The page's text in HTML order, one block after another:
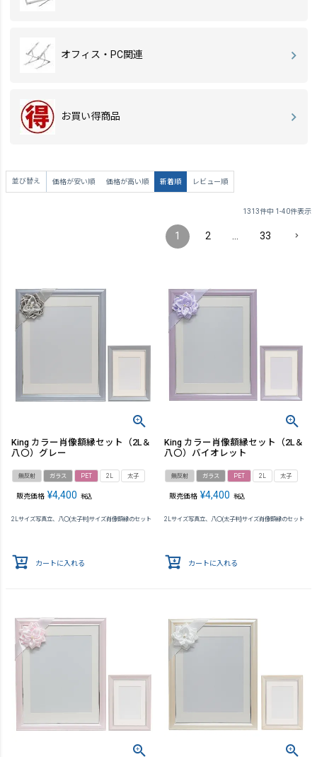
オフィス・PC関連
お買い得商品
並び替え 価格が安い順 価格が高い順 新着順 レビュー順
1313件中 1 -40件表示
1 2 33
King カラー肖像額縁セット（2L＆
八〇）グレー
無反射 ガラス PET 2L 太子
販売価格 ¥4,400 税込
2Lサイズ写真立、八〇(太子判)サイズ肖像額縁のセット
カートに入れる
King カラー肖像額縁セット（2L＆
八〇）バイオレット
無反射 ガラス PET 2L 太子
販売価格 ¥4,400 税込
2Lサイズ写真立、八〇(太子判)サイズ肖像額縁のセット
カートに入れる